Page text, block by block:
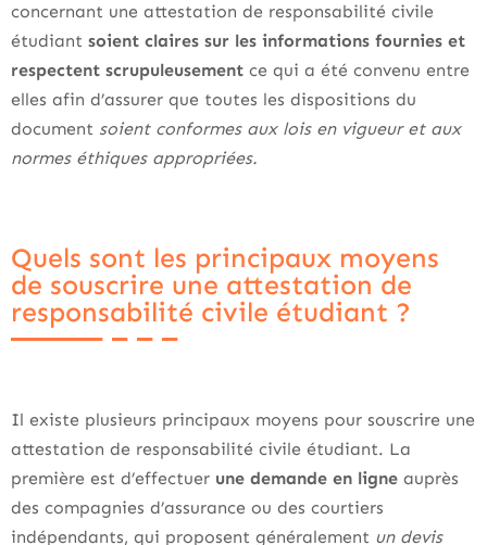
concernant une attestation de responsabilité civile
étudiant soient claires sur les informations fournies et
respectent scrupuleusement ce qui a été convenu entre
elles afin d’assurer que toutes les dispositions du
document soient conformes aux lois en vigueur et aux
normes éthiques appropriées.
Quels sont les principaux moyens
de souscrire une attestation de
responsabilité civile étudiant ?
Il existe plusieurs principaux moyens pour souscrire une
attestation de responsabilité civile étudiant. La
première est d’effectuer une demande en ligne auprès
des compagnies d’assurance ou des courtiers
indépendants, qui proposent généralement un devis